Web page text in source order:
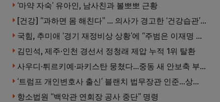
‘마약 자숙’ 유아인, 남사친과 볼뽀뽀 근황
[건강] “과하면 몸 해친다” … 의사가 경고한 ‘건강습관’ 5가지
국힘, 추미애 ‘경기 재정비상 상황’에 “주범은 이재명 전 지사”
김민석, 제주·인천 경선서 정청래 제압 누적 1위 탈환
사우디·튀르키예·파키스탄 뭉쳤다…중동 새 안보축 부상하나
‘트럼프 개인변호사 출신’ 블랜치 법무장관 인준…상원 50대49 가결
항소법원 “백악관 연회장 공사 중단” 명령